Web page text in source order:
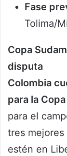
Fase
Tolima/
Copa
disputa
Colombia
para la
para el
tres
estén en